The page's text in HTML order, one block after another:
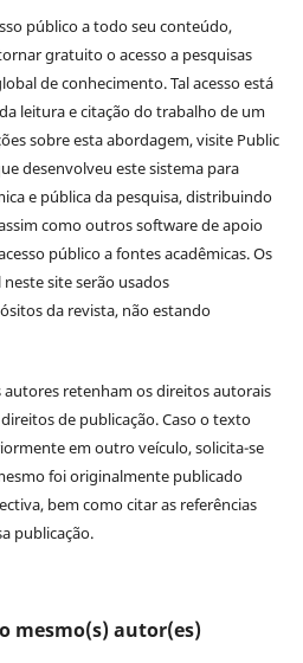
público a todo seu conteúdo,
gratuito o acesso a pesquisas
de conhecimento. Tal acesso está
leitura e citação do trabalho de um
sobre esta abordagem, visite Public
desenvolveu este sistema para
e pública da pesquisa, distribuindo
como outros software de apoio
público a fontes acadêmicas. Os
site serão usados
da revista, não estando
autores retenham os direitos autorais
de publicação. Caso o texto
em outro veículo, solicita-se
foi originalmente publicado
bem como citar as referências
publicação.
mesmo(s) autor(es)